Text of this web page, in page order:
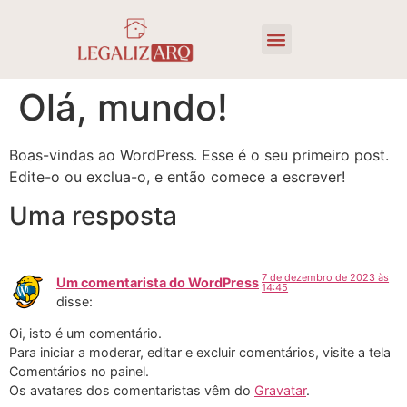
Olá, mundo!
Boas-vindas ao WordPress. Esse é o seu primeiro post.
Edite-o ou exclua-o, e então comece a escrever!
Uma resposta
Um comentarista do WordPress
disse:
7 de dezembro de 2023 às
14:45
Oi, isto é um comentário.
Para iniciar a moderar, editar e excluir comentários, visite a tela
Comentários no painel.
Os avatares dos comentaristas vêm do Gravatar.